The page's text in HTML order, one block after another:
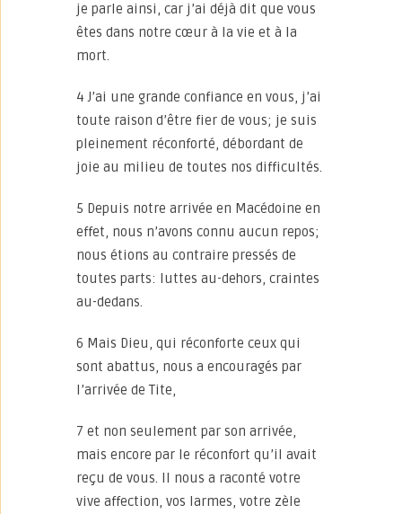
je parle ainsi, car j’ai déjà dit que vous
êtes dans notre cœur à la vie et à la
mort.
4 J’ai une grande confiance en vous, j’ai
toute raison d’être fier de vous; je suis
pleinement réconforté, débordant de
joie au milieu de toutes nos difficultés.
5 Depuis notre arrivée en Macédoine en
effet, nous n’avons connu aucun repos;
nous étions au contraire pressés de
toutes parts: luttes au-dehors, craintes
au-dedans.
6 Mais Dieu, qui réconforte ceux qui
sont abattus, nous a encouragés par
l’arrivée de Tite,
7 et non seulement par son arrivée,
mais encore par le réconfort qu’il avait
reçu de vous. Il nous a raconté votre
vive affection, vos larmes, votre zèle